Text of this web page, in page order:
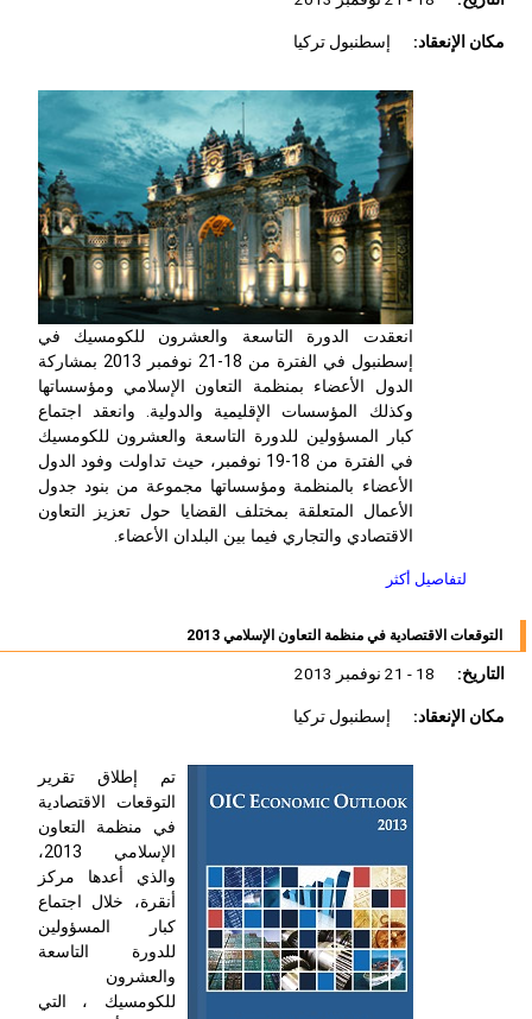
مكان الإنعقاد:
إسطنبول تركيا
انعقدت الدورة التاسعة والعشرون للكومسيك في
إسطنبول في الفترة من 18-21 نوفمبر 2013 بمشاركة
الدول الأعضاء بمنظمة التعاون الإسلامي ومؤسساتها
وكذلك المؤسسات الإقليمية والدولية. وانعقد اجتماع
كبار المسؤولين للدورة التاسعة والعشرون للكومسيك
في الفترة من 18-19 نوفمبر، حيث تداولت وفود الدول
الأعضاء بالمنظمة ومؤسساتها مجموعة من بنود جدول
الأعمال المتعلقة بمختلف القضايا حول تعزيز التعاون
الاقتصادي والتجاري فيما بين البلدان الأعضاء.
لتفاصيل أكثر
التوقعات الاقتصادية في منظمة التعاون الإسلامي 2013
التاريخ:
مكان الإنعقاد:
إسطنبول تركيا
تم إطلاق تقرير
التوقعات الاقتصادية
في منظمة التعاون
الإسلامي 2013،
والذي أعدها مركز
أنقرة، خلال اجتماع
كبار المسؤولين
للدورة التاسعة
والعشرون
للكومسيك ، التي